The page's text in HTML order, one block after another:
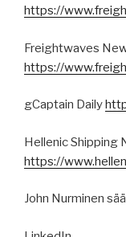
https://
Freightwaves
https://
gCaptain Daily
Hellenic Shipping
https://
John Nurminen